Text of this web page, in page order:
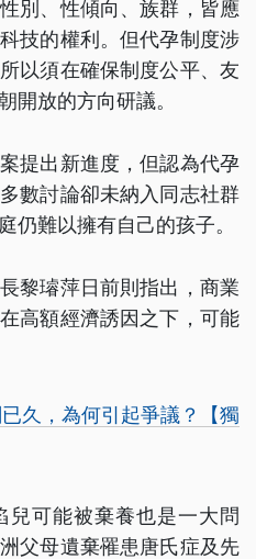
別、性傾向、族群，皆應
技的權利。但代孕制度涉
以須在確保制度公平、友
開放的方向研議。
提出新進度，但認為代孕
數討論卻未納入同志社群
仍難以擁有自己的孩子。
黎璿萍日前則指出，商業
高額經濟誘因之下，可能
久，為何引起爭議？【獨
兒可能被棄養也是一大問
父母遺棄罹患唐氏症及先